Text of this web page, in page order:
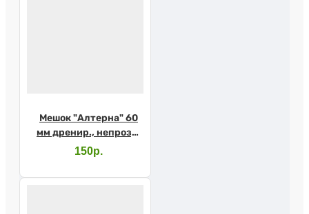
Мешок "Алтерна" 60
мм дренир., непрозр.
большой 17622
150р.